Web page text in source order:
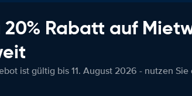
20% Rabatt auf
ist gültig bis 11. August 2026 - nutzen Sie